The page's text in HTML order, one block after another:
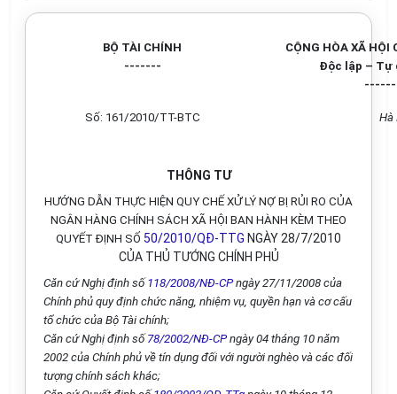
BỘ TÀI CHÍNH
-------
CỘNG HÒA XÃ HỘI
Độc lập – Tự
Số: 161/2010/TT-BTC Hà
THÔNG TƯ
HƯỚNG DẪN THỰC HIỆN QUY CHẾ XỬ LÝ NỢ BỊ RỦI RO CỦA
NGÂN HÀNG CHÍNH SÁCH XÃ HỘI BAN HÀNH KÈM THEO
QUYẾT ĐỊNH SỐ 50/2010/QĐ-TTG NGÀY 28/7/2010
CỦA THỦ TƯỚNG CHÍNH PHỦ
Căn cứ Nghị định số 118/2008/NĐ-CP ngày 27/11/2008 của
Chính phủ quy định chức năng, nhiệm vụ, quyền hạn và cơ cấu
tổ chức của Bộ Tài chính;
Căn cứ Nghị định số 78/2002/NĐ-CP ngày 04 tháng 10 năm
2002 của Chính phủ về tín dụng đối với người nghèo và các đối
tượng chính sách khác;